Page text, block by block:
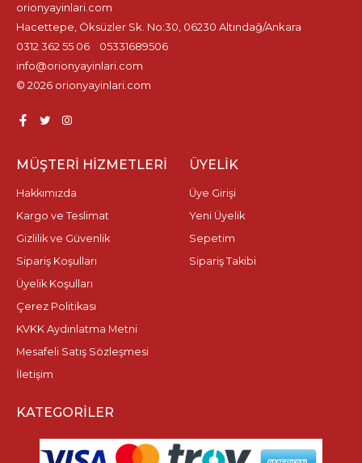
orionyayinlari.com
Hacettepe, Öksüzler Sk. No:30, 06230 Altındağ/Ankara
0312 362 55 06
05331689506
info@orionyayinlari.com
© 2026 orionyayinlari.com
MÜŞTERI HIZMETLERI
Hakkımızda
Kargo ve Teslimat
Gizlilik ve Güvenlik
Sipariş Koşulları
Üyelik Koşulları
Çerez Politikası
KVKK Aydınlatma Metni
Mesafeli Satış Sözleşmesi
İletişim
ÜYELIK
Üye Girişi
Yeni Üyelik
Sepetim
Sipariş Takibi
KATEGORILER